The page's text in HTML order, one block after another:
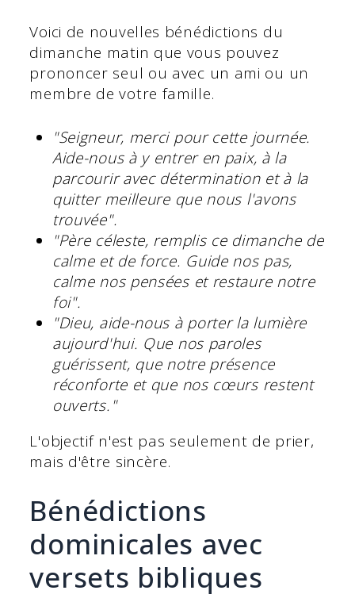
Voici de nouvelles bénédictions du
dimanche matin que vous pouvez
prononcer seul ou avec un ami ou un
membre de votre famille.
"Seigneur, merci pour cette journée.
Aide-nous à y entrer en paix, à la
parcourir avec détermination et à la
quitter meilleure que nous l'avons
trouvée".
"Père céleste, remplis ce dimanche de
calme et de force. Guide nos pas,
calme nos pensées et restaure notre
foi".
"Dieu, aide-nous à porter la lumière
aujourd'hui. Que nos paroles
guérissent, que notre présence
réconforte et que nos cœurs restent
ouverts."
L'objectif n'est pas seulement de prier,
mais d'être sincère.
Bénédictions
dominicales avec
versets bibliques